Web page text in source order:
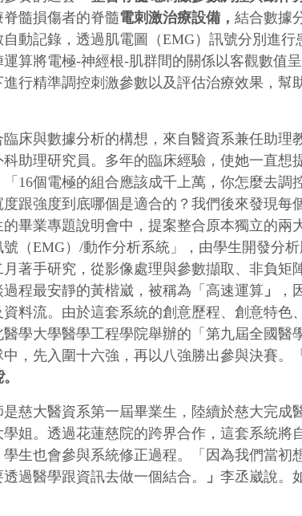
脊髓損傷者的脊髓電刺激治療設備， 結合數據
自動記錄，透過肌電圖（EMG）訊號分別進
運算將電極-神經根-肌群間的關係以客觀數值
進行精準調控刺激參數以及評估治療效果，幫
床與數據分析的構想，來自醫資系兼任助理
助理研究員。多年的臨床經驗，使她一直想
16個電極的組合應該成千上萬，你怎麼去調
跟強度到底哪個是適合的？我們後來發現每
的畢業專題說明會中，提案整合原本獨立的兩
（EMG）/動作分析系統」，由學生開發分
月著手研究，從影像處理與參數擷取、非負矩
程最安靜的黃楷崴，被稱為「高速運算 」
，
料流。由於這套系統的創意歷程、創意特色
學大學醫學工程學院舉辦的「第九屆全國醫
，先入圍十六強，再以八強勝出參與決賽。
。
是慈大醫資系第一屆畢業生，陸續於慈大完成
學姐。透過花蓮慈院的跨界合作，這套系統將
生也會參與系統修正過程。「因為我們當初
過醫學跟資訊去做一個結合。
」 李丞崴說。